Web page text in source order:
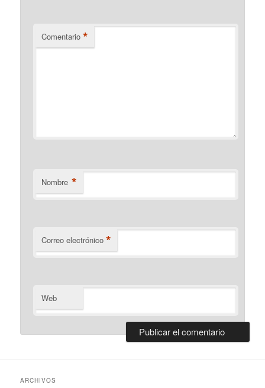
Comentario *
Nombre *
Correo electrónico *
Web
ARCHIVOS